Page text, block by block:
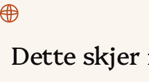
Hopp
Normisjon
Dette